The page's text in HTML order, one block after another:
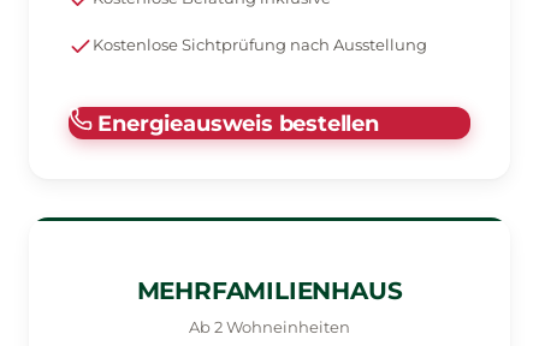
Kostenlose Sichtprüfung nach Ausstellung
Energieausweis bestellen
MEHRFAMILIENHAUS
Ab 2 Wohneinheiten